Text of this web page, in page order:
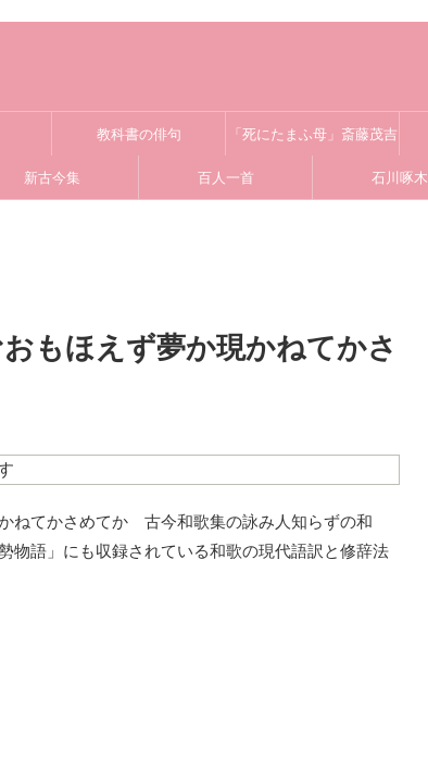
教科書の俳句 「死にたまふ母」斎藤茂吉
新古今集 百人一首 石川啄木
もほえず夢か現かねてかさ
ねてかさめてか 古今和歌集の詠み人知らずの和
物語」にも収録されている和歌の現代語訳と修辞法